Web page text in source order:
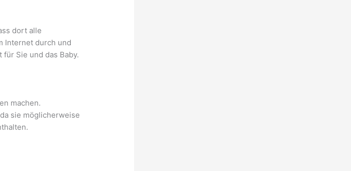
dort alle
Internet durch und
Sie und das Baby.
machen.
sie möglicherweise